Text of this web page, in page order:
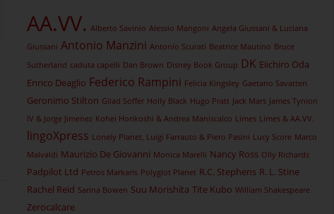
AA.VV. Alberto Savinio Alessio Mangoni Angela Giussani & Luciana
Giussani Antonio Manzini Antonio Scurati Beatrice Mautino Bruce
Sutherland caduta capelli Dan Brown Disney Book Group DK Eiichiro Oda
Enrico Deaglio Federico Rampini Felicia Kingsley Gaetano Savatteri
Geronimo Stilton Gilad Soffer Holly Black Hugo Pratt Jack Mars James Tynion
IV & Jorge Jimenez Kohei Horikoshi & Andrea Maniscalco Limes Limes & AA.VV.
lingoXpress Lonely Planet, Luigi Farrauto & Piero Pasini Lucy Score Marco
Malvaldi Maurizio De Giovanni Monica Marelli Nancy Ross Olly Richards
Padpilot Ltd Petros Markaris Polyglot Planet R.C. Stephens R. L. Stine
Rachel Reid Sarina Bowen Suu Morishita Tite Kubo William Shakespeare
Zerocalcare